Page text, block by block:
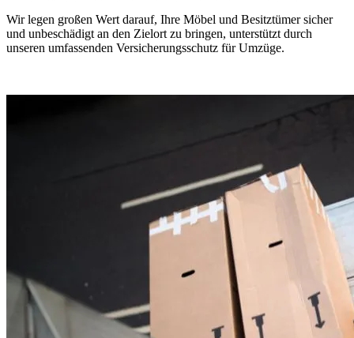
Wir legen großen Wert darauf, Ihre Möbel und Besitztümer sicher
und unbeschädigt an den Zielort zu bringen, unterstützt durch
unseren umfassenden Versicherungsschutz für Umzüge.